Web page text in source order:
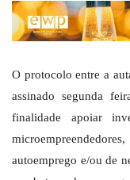
O protocolo entre a
assinado segunda
finalidade apoiar
autoemprego e/ou de